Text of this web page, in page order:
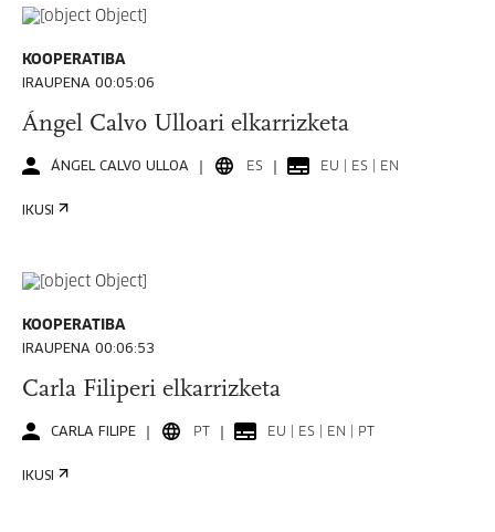
KOOPERATIBA
IRAUPENA 00:05:06
Ángel Calvo Ulloari elkarrizketa
ÁNGEL CALVO ULLOA ES EU | ES | EN
IKUSI
KOOPERATIBA
IRAUPENA 00:06:53
Carla Filiperi elkarrizketa
CARLA FILIPE PT EU | ES | EN | PT
IKUSI